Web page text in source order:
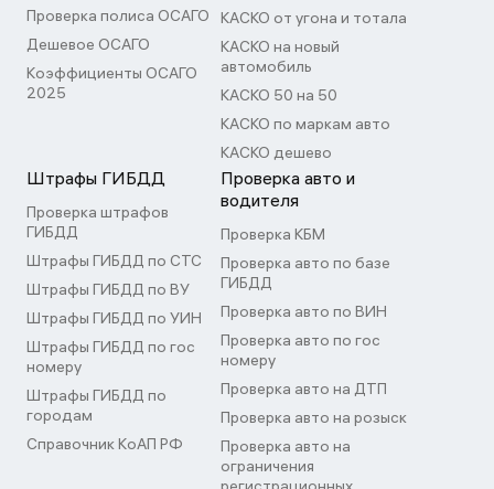
Проверка полиса ОСАГО
Дешевое ОСАГО
Коэффициенты ОСАГО
2025
КАСКО от угона и тотала
КАСКО на новый
автомобиль
КАСКО 50 на 50
КАСКО по маркам авто
КАСКО дешево
Штрафы ГИБДД
Проверка штрафов
ГИБДД
Штрафы ГИБДД по СТС
Штрафы ГИБДД по ВУ
Штрафы ГИБДД по УИН
Штрафы ГИБДД по гос
номеру
Штрафы ГИБДД по
городам
Справочник КоАП РФ
Проверка авто и
водителя
Проверка КБМ
Проверка авто по базе
ГИБДД
Проверка авто по ВИН
Проверка авто по гос
номеру
Проверка авто на ДТП
Проверка авто на розыск
Проверка авто на
ограничения